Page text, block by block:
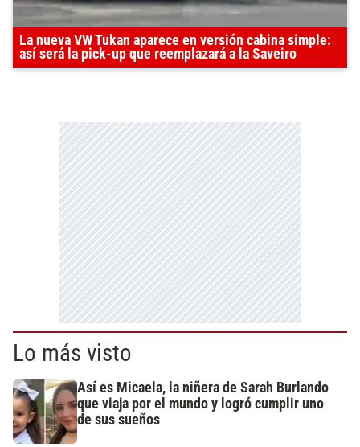
La nueva VW Tukan aparece en versión cabina simple:
así será la pick-up que reemplazará a la Saveiro
Lo más visto
Así es Micaela, la niñera de Sarah Burlando
que viaja por el mundo y logró cumplir uno
de sus sueños